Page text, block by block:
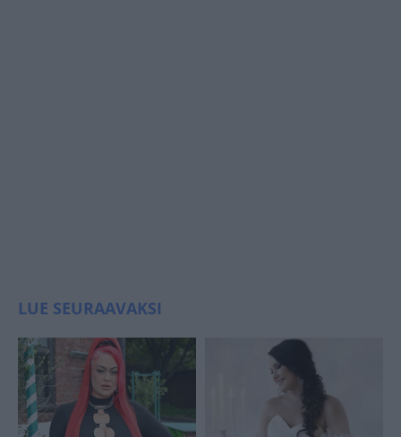
LUE SEURAAVAKSI